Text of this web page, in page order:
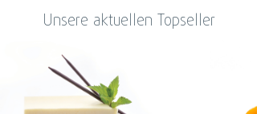
Unsere aktuellen Topseller